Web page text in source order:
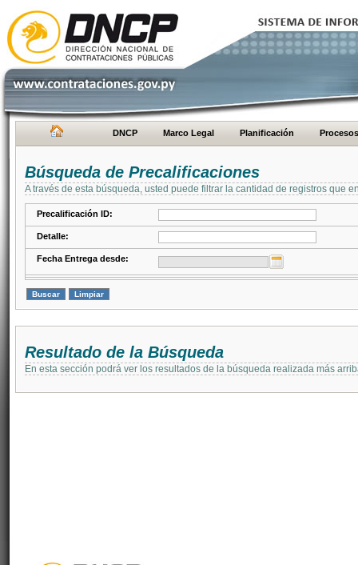
DNCP Marco Legal Planificación Procesos
Búsqueda de Precalificaciones
A través de esta búsqueda, usted puede filtrar la cantidad de registros que
Precalificación ID:
Detalle:
Fecha Entrega desde:
Resultado de la Búsqueda
En esta sección podrá ver los resultados de la búsqueda realizada más